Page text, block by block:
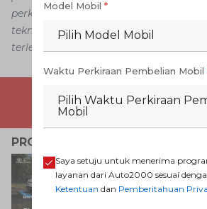
perkembangan, situasi, strategi bisnis,
teknologi dan kebijakan tertentu
terlebih dahulu.
PROMO TERKAIT
Model Mobil *
Pilih Model Mobil
Waktu Perkiraan Pembelian Mobil
Pilih Waktu Perkiraan
Mobil
Saya setuju untuk menerima
layanan dari Auto2000 sesuai
Ketentuan dan Pemberitahuan